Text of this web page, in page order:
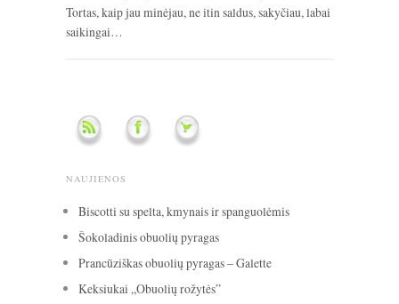
Tortas, kaip jau minėjau, ne itin saldus, sakyčiau, labai
saikingai…
NAUJIENOS
Biscotti su spelta, kmynais ir spanguolėmis
Šokoladinis obuolių pyragas
Prancūziškas obuolių pyragas – Galette
Keksiukai „Obuolių rožytės”